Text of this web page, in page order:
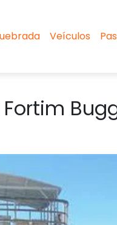
Veículos